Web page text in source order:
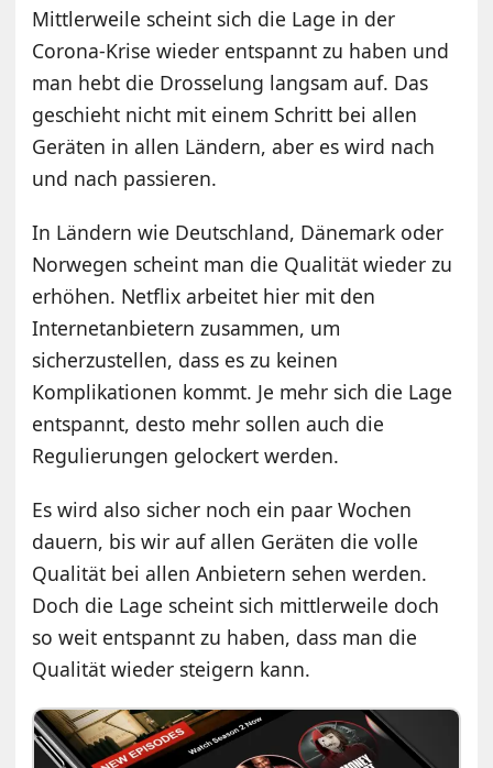
Mittlerweile scheint sich die Lage in der
Corona-Krise wieder entspannt zu haben und
man hebt die Drosselung langsam auf. Das
geschieht nicht mit einem Schritt bei allen
Geräten in allen Ländern, aber es wird nach
und nach passieren.
In Ländern wie Deutschland, Dänemark oder
Norwegen scheint man die Qualität wieder zu
erhöhen. Netflix arbeitet hier mit den
Internetanbietern zusammen, um
sicherzustellen, dass es zu keinen
Komplikationen kommt. Je mehr sich die Lage
entspannt, desto mehr sollen auch die
Regulierungen gelockert werden.
Es wird also sicher noch ein paar Wochen
dauern, bis wir auf allen Geräten die volle
Qualität bei allen Anbietern sehen werden.
Doch die Lage scheint sich mittlerweile doch
so weit entspannt zu haben, dass man die
Qualität wieder steigern kann.